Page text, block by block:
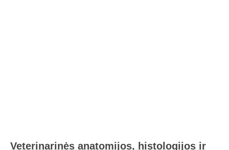
Veterinarinės anatomijos, histologijos ir